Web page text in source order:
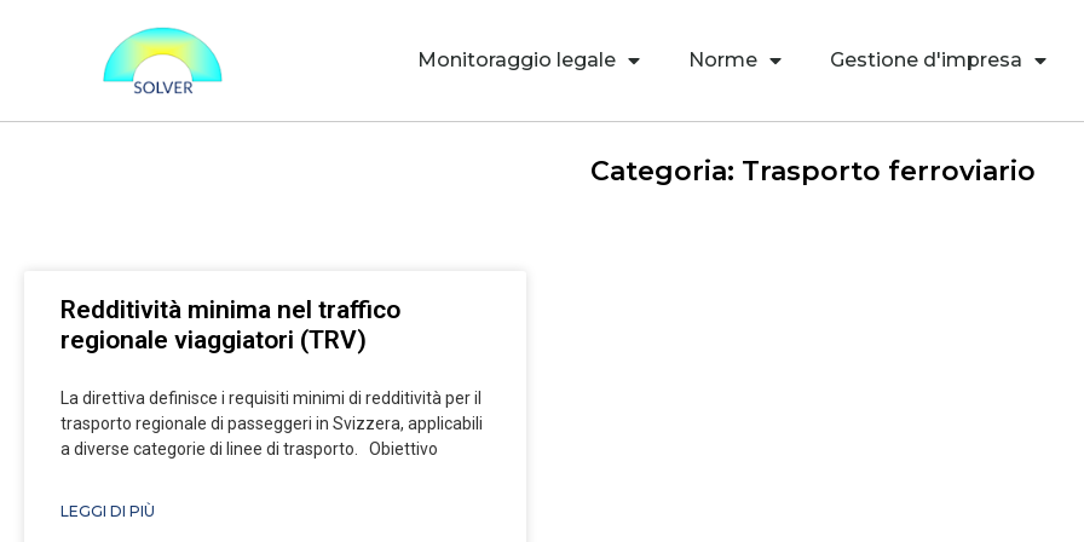
Monitoraggio legale Norme Gestione d'impresa
Categoria: Trasporto ferroviario
Redditività minima nel traffico
regionale viaggiatori (TRV)
La direttiva definisce i requisiti minimi di redditività per il
trasporto regionale di passeggeri in Svizzera, applicabili
a diverse categorie di linee di trasporto. Obiettivo
LEGGI DI PIÙ